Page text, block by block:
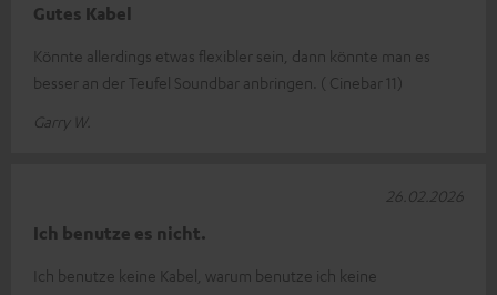
Gutes Kabel
Könnte allerdings etwas flexibler sein, dann könnte man es
besser an der Teufel Soundbar anbringen. ( Cinebar 11)
Garry W.
Ich benutze es nicht.
Ich benutze keine Kabel, warum benutze ich keine
26.02.2026